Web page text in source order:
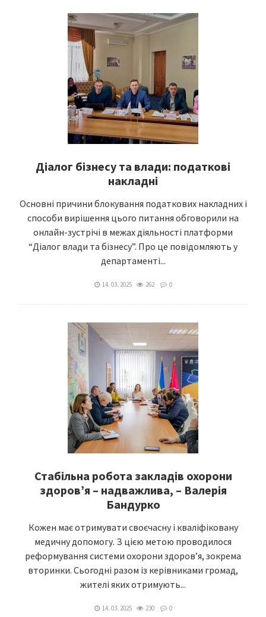
Діалог бізнесу та влади: податкові
накладні
Основні причини блокування податкових накладних і
способи вирішення цього питання обговорили на
онлайн-зустрічі в межах діяльності платформи
“Діалог влади та бізнесу”. Про це повідомляють у
департаменті...
14. 03. 2025 262 0
Стабільна робота закладів охорони
здоров’я – надважлива, – Валерія
Бандурко
Кожен має отримувати своєчасну і кваліфіковану
медичну допомогу. З цією метою проводилося
реформування системи охорони здоров’я, зокрема
вторинки. Сьогодні разом із керівниками громад,
жителі яких отримують...
14. 03. 2025 230 0